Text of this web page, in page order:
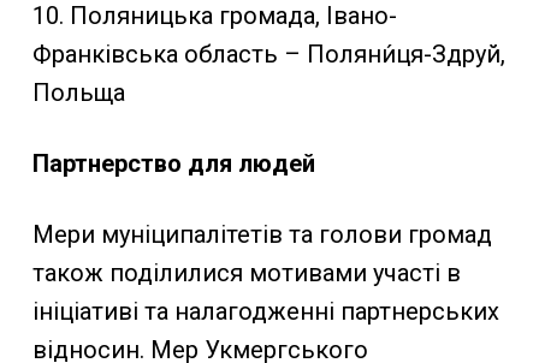
10. Поляницька громада, Івано-
Франківська область – Поляни́ця-Здруй,
Польща
Партнерство для людей
Мери муніципалітетів та голови громад
також поділилися мотивами участі в
ініціативі та налагодженні партнерських
відносин. Мер Укмергського